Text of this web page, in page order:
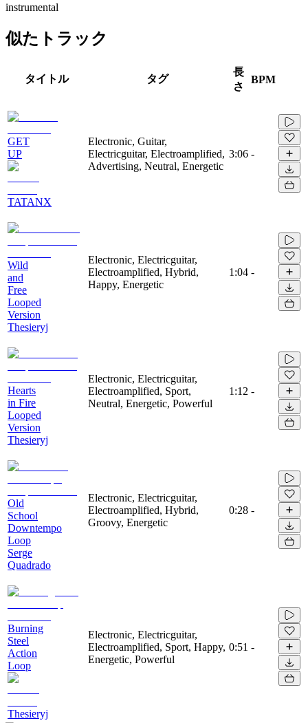
instrumental
似たトラック
タイトル タグ
長
さ
BPM
GET
UP
TATANX
Electronic, Guitar,
Electricguitar, Electroamplified,
Advertising, Neutral, Energetic
3:06 -
Wild
and
Free
Looped
Version
Thesieryj
Electronic, Electricguitar,
Electroamplified, Hybrid,
Happy, Energetic
1:04 -
Hearts
in Fire
Looped
Version
Thesieryj
Electronic, Electricguitar,
Electroamplified, Sport,
Neutral, Energetic, Powerful
1:12 -
Old
School
Downtempo
Loop
Serge
Quadrado
Electronic, Electricguitar,
Electroamplified, Hybrid,
Groovy, Energetic
0:28 -
Burning
Steel
Action
Loop
Thesieryj
Electronic, Electricguitar,
Electroamplified, Sport, Happy,
Energetic, Powerful
0:51 -